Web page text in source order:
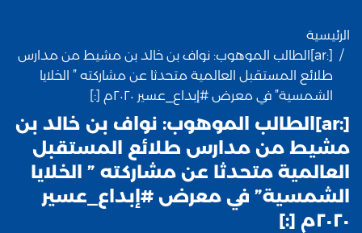
الرئيسية
[:ar]الطالب الموهوب: نواف بن خالد بن مشيط من مدارس
طلائع المستقبل العالمية متحدثا عن مشاركته ” الخلايا
الشمسية” في معرض #إبداع_عسير ٢٠٢٠م [:]
[:ar]الطالب الموهوب: نواف بن خالد بن
مشيط من مدارس طلائع المستقبل
العالمية متحدثا عن مشاركته ” الخلايا
الشمسية” في معرض #إبداع_عسير
٢٠٢٠م [:]